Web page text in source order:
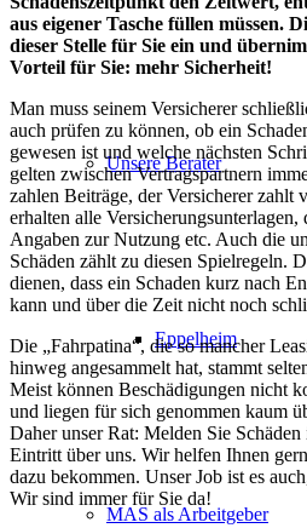
Unsere Berater
Eppelheim
MAS als Arbeitgeber
aus eigener Tasche füllen müssen.
dieser Stelle für Sie ein und
Vorteil für Sie: mehr Sicherheit!
Man muss seinem Versicherer
auch prüfen zu können, ob ein
gewesen ist und welche nächsten
gelten zwischen Vertragspartnern
zahlen Beiträge, der Versicherer zahlt
erhalten alle
Angaben zur Nutzung etc. Auch die
Schäden zählt zu diesen Spielregeln.
dienen, dass ein Schaden kurz nach
kann und über die Zeit nicht noch
Die „Fahrpatina“, die so mancher
hinweg angesammelt hat, stammt
Meist können Beschädigungen nicht
und liegen für sich genommen kaum
Daher unser Rat: Melden Sie
Eintritt über uns. Wir helfen Ihnen
dazu bekommen. Unser Job ist es
Wir sind immer für Sie da!